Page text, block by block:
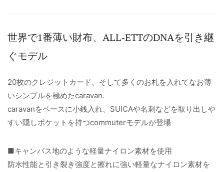
世界で1番薄い財布、ALL-ETTのDNAを引き継
ぐモデル
20枚のクレジットカード、そして多くのお札を入れてなお薄
いシンプルを極めたcaravan.
caravanをベースに小銭入れ、SUICAや名刺などを取り出しや
すい隠しポケットを持つcommuterモデルが登場
■キャンバス地のような軽量ナイロン素材を使用
防水性能と引き裂き強度と擦れに強い軽量なナイロン素材を